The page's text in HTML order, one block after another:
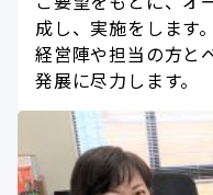
成し、実施をします。
経営陣や担当の方と
発展に尽力します。